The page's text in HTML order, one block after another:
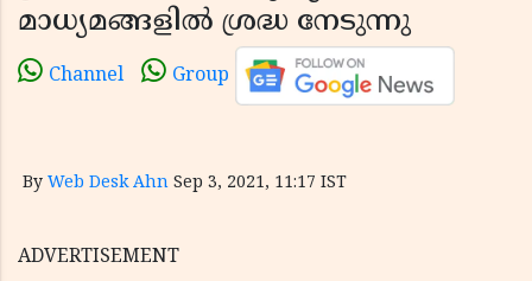
മാധ്യമങ്ങളിൽ ശ്രദ്ധ നേടുന്നു
Channel Group
By Web Desk Ahn Sep 3, 2021, 11:17 IST
ADVERTISEMENT